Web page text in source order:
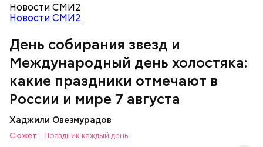
Новости СМИ2
Новости СМИ2
День собирания звезд и
Международный день холостяка:
какие праздники отмечают в
России и мире 7 августа
Хаджили Овезмурадов
Сюжет: Праздник каждый день
Международный день холостяка
Спагетти из кабачков